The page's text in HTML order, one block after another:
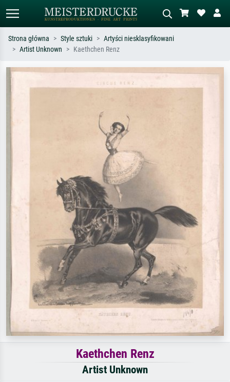
Monet, Gwiaździsta noc,
Opisz scenę – np. zielona łąka,
abstrakcja z czerwienią, ciemny olej,
Strona główna Style sztuki
Artyści niesklasyfikowani
Artist Unknown
Kaethchen Renz
Kaethchen Renz
Artist Unknown